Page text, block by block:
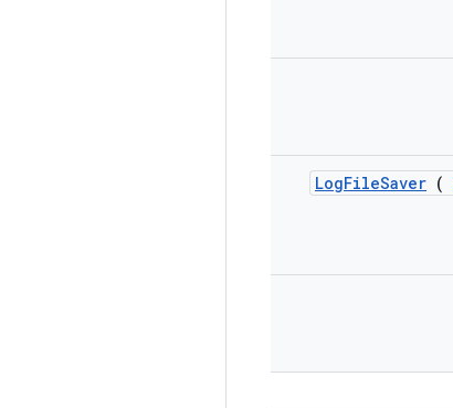
LogFileSaver (